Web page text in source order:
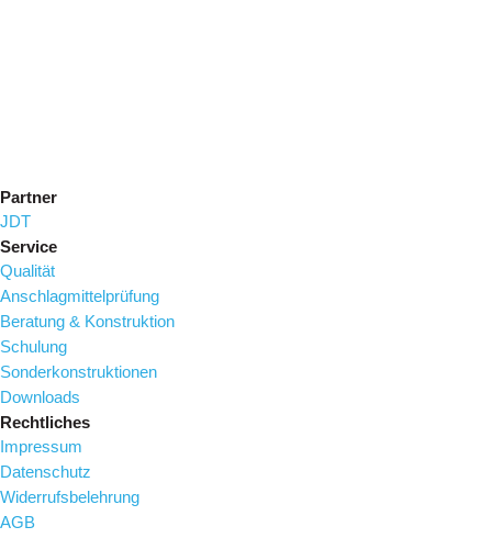
Partner
JDT
Service
Qualität
Anschlagmittelprüfung
Beratung & Konstruktion
Schulung
Sonderkonstruktionen
Downloads
Rechtliches
Impressum
Datenschutz
Widerrufsbelehrung
AGB